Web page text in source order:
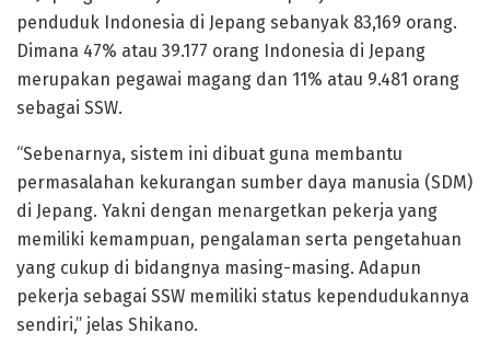
penduduk Indonesia di Jepang sebanyak 83,169 orang.
Dimana 47% atau 39.177 orang Indonesia di Jepang
merupakan pegawai magang dan 11% atau 9.481 orang
sebagai SSW.
“Sebenarnya, sistem ini dibuat guna membantu
permasalahan kekurangan sumber daya manusia (SDM)
di Jepang. Yakni dengan menargetkan pekerja yang
memiliki kemampuan, pengalaman serta pengetahuan
yang cukup di bidangnya masing-masing. Adapun
pekerja sebagai SSW memiliki status kependudukannya
sendiri,” jelas Shikano.